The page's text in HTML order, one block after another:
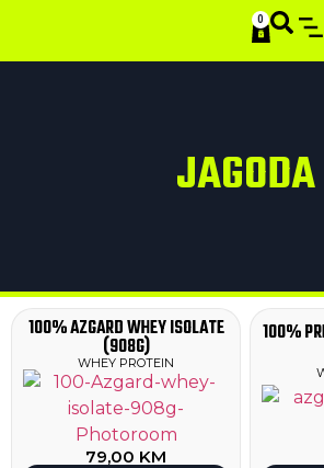
0
JAGODA
100% AZGARD WHEY ISOLATE
(908G)
WHEY PROTEIN
79,00 KM
100%